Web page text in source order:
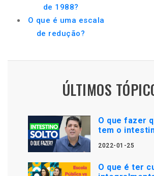
de 1988?
O que é uma escala
de redução?
ÚLTIMOS
O que fazer
tem o
2022-01-25
O que é ter